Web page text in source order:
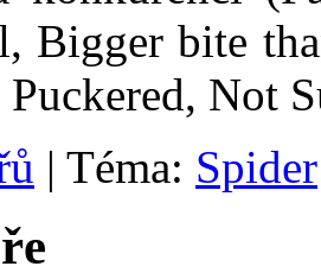
Bigger bite
Puckered, Not
| Téma: Spider